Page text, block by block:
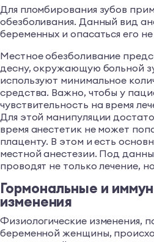
Для пломбирования зубов
обезболивания. Данный вид
беременных и опасаться его
Местное обезболивание
десну, окружающую больной
используют минимальное
средства. Важно, чтобы у
чувствительность на время
Для этой манипуляции
время анестетик не может
плаценту. В этом и есть
местной анестезии. Под
проводят не только лечение,
Гормональные и
изменения
Физиологические изменения,
беременной женщины,